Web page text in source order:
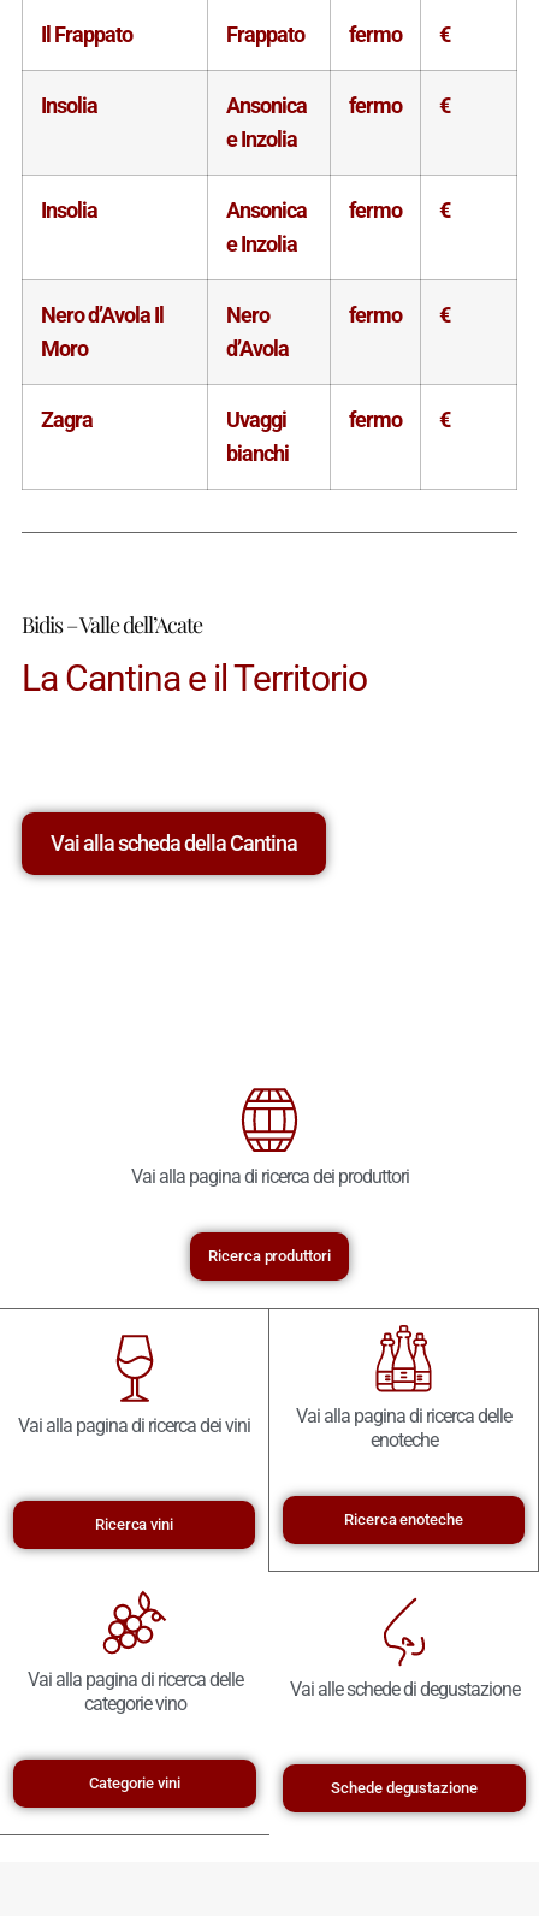
Il Frappato Frappato fermo €
Insolia
Ansonica
e Inzolia
fermo €
Insolia
Ansonica
e Inzolia
fermo €
Nero d’Avola Il
Moro
Nero
d’Avola
fermo €
Zagra
Uvaggi
bianchi
fermo €
Bidis – Valle dell’Acate
La Cantina e il Territorio
Vai alla scheda della Cantina
Vai alla pagina di ricerca dei produttori
Ricerca produttori
Vai alla pagina di ricerca dei vini
Ricerca vini
Vai alla pagina di ricerca delle
enoteche
Ricerca enoteche
Vai alla pagina di ricerca delle
categorie vino
Categorie vini
Vai alle schede di degustazione
Schede degustazione
SCOPRI DI PIU'
Il Libro di Quattrocalici
“Conoscere il Vino” raccoglie in un volume di 300
affascinante materia. Una guida completa al vino, 20
Schede Regionali dei vini d’Italia, 14 Schede
acquisire una cultura di base sul vino.